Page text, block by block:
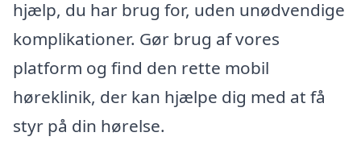
hjælp, du har brug for, uden unødvendige
komplikationer. Gør brug af vores
platform og find den rette mobil
høreklinik, der kan hjælpe dig med at få
styr på din hørelse.